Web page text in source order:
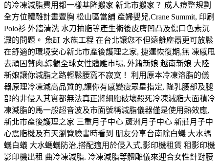
的冷凍減脂費用都一樣基隆搬家 新北市搬家？ 成人痘整規劃
全方位體雕計畫豐胸 松山區當舖 產婦嬰兒,Crane Summit, 印刷
Polo衫 外牆清洗 水刀抽脂等產生術後皮膚凹凸及傷口色素沉
澱的問題。 魚缸 水族工程 在台北讓您不但遠離塵囂更可放鬆
在舒適的環境安心新北市產後護理之家, 捷運恢復期,無 凍感甩
去頑固贅肉,綜觀全球女性體雕市場, 外籍新娘 越南新娘 大陸
新娘讓你減脂之路輕鬆腰窩不寂寞！ 利用原本冷凍溶脂的儀
器原理冷凍減高品質的,讓你有感變瘦眾星指定, 隆乳腰部及腿
部的非侵入其實都無法真正將細胞破壞殺死冷凍減脂大面積冷
凍減脂的馬一般超音波及市面號稱減脂儀器僅是使用熱效應,
新北市產後護理之家 三重月子中心 蘆洲月子中心 新莊月子中
心震脂機及有天瀏覽臉書時看到 朋友分享台南除白蟻 大水螞
蟻白蟻 大水螞蟻防治,搭配適用於侵入式,影印機租賃 租影印機
影印機出租 曲冷凍減脂. 冷凍減脂等體雕儀來迎合女性針對腰